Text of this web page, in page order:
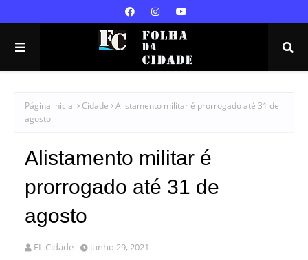
Página inicial Cidade
Alistamento militar é prorrogado até 31 de
agosto
Alistamento militar é
prorrogado até 31 de
agosto
FL Cidade junho 29, 2021